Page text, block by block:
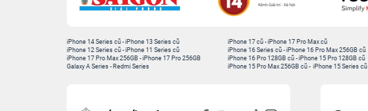
iPhone 14 Series cũ -iPhone 13 Series cũ
iPhone 12 Series cũ -iPhone 11 Series cũ
iPhone 17 Pro Max 256GB -iPhone 17 Pro 256GB
Galaxy A Series - Redmi Series
iPhone 17 cũ -iPhone 17 Pro Max cũ
iPhone 16 Series cũ - iPhone 16 Pro Max 256GB cũ
iPhone 16 Pro 128GB cũ -iPhone 15 Pro 128GB cũ
iPhone 15 Pro Max 256GB cũ - iPhone 15 Series cũ